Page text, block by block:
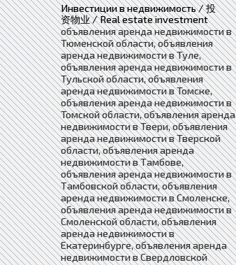
Инвестиции в недвижимость / 投
资物业 / Real estate investment
объявления аренда недвижимости в
Тюменской области, объявления
аренда недвижимости в Туле,
объявления аренда недвижимости в
Тульской области, объявления
аренда недвижимости в Томске,
объявления аренда недвижимости в
Томской области, объявления аренда
недвижимости в Твери, объявления
аренда недвижимости в Тверской
области, объявления аренда
недвижимости в Тамбове,
объявления аренда недвижимости в
Тамбовской области, объявления
аренда недвижимости в Смоленске,
объявления аренда недвижимости в
Смоленской области, объявления
аренда недвижимости в
Екатеринбурге, объявления аренда
недвижимости в Свердловской